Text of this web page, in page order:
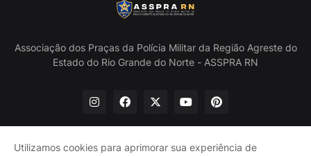
Associação dos Praças da Polícia Militar da Região Agreste do
Estado do Rio Grande do Norte - ASSPRA RN
Utilizamos cookies para aprimorar sua experiência de